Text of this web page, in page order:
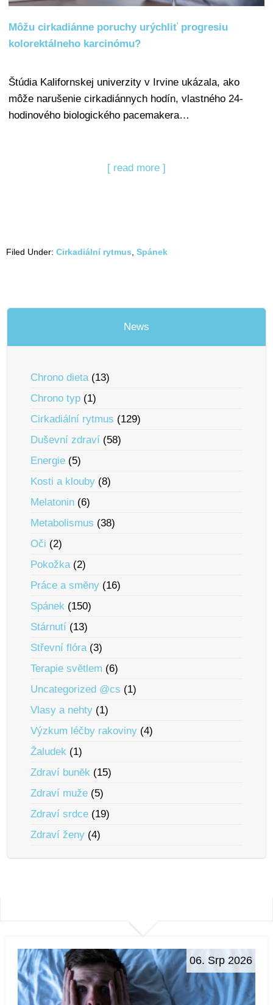
Môžu cirkadiánne poruchy urýchliť progresiu
kolorektálneho karcinómu?
Štúdia Kalifornskej univerzity v Irvine ukázala, ako
môže narušenie cirkadiánnych hodín, vlastného 24-
hodinového biologického pacemakera…
[ read more ]
Filed Under: Cirkadiální rytmus Spánek
News
Chrono dieta(13)
Chrono typ (1)
Cirkadiální rytmus (129)
Duševní zdraví (58)
Energie (5)
Kosti a klouby (8)
Melatonin (6)
Metabolismus (38)
Oči (2)
Pokožka(2)
Práce a smĕny (16)
Spánek (150)
Stárnutí (13)
Střevní flóra(3)
Terapie svĕtlem (6)
Uncategorized @cs (1)
Vlasy a nehty (1)
Výzkum léčby rakoviny (4)
Žaludek (1)
Zdraví bunĕk (15)
Zdraví muže (5)
Zdraví srdce (19)
Zdraví ženy (4)
06. Srp 2026